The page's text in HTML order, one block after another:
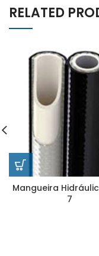
RELATED
Mangueira
7